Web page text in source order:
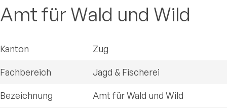
Amt für Wald und Wild
Kanton Zug
Fachbereich Jagd & Fischerei
Bezeichnung Amt für Wald und Wild